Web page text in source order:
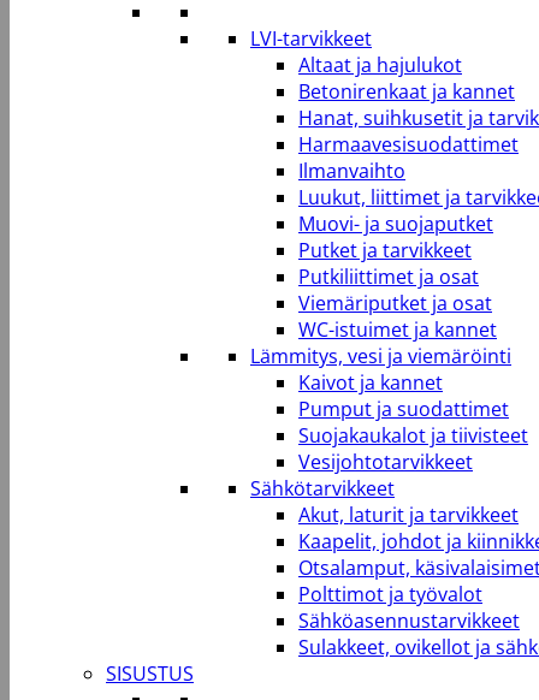
LVI-tarvikkeet
Altaat ja hajulukot
Betonirenkaat ja kannet
Hanat, suihkusetit ja
Harmaavesisuodattimet
Ilmanvaihto
Luukut, liittimet ja
Muovi- ja suojaputket
Putket ja tarvikkeet
Putkiliittimet ja osat
Viemäriputket ja osat
WC-istuimet ja kannet
Lämmitys, vesi ja viemäröinti
Kaivot ja kannet
Pumput ja suodattimet
Suojakaukalot ja tiivisteet
Vesijohtotarvikkeet
Sähkötarvikkeet
Akut, laturit ja tarvikkeet
Kaapelit, johdot ja
Otsalamput,
Polttimot ja työvalot
Sähköasennustarvikkeet
Sulakkeet, ovikellot ja
SISUSTUS